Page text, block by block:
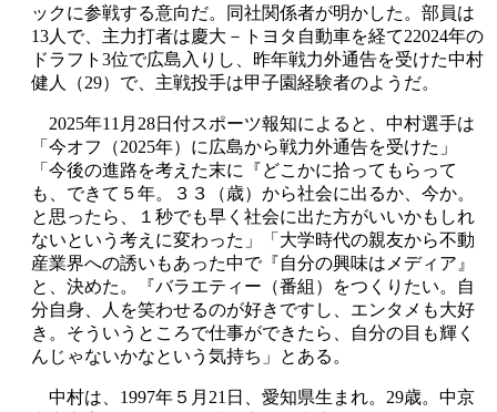
ックに参戦する意向だ。同社関係者が明かした。部員は
13人で、主力打者は慶大－トヨタ自動車を経て22024年の
ドラフト3位で広島入りし、昨年戦力外通告を受けた中村
健人（29）で、主戦投手は甲子園経験者のようだ。
2025年11月28日付スポーツ報知によると、中村選手は
「今オフ（2025年）に広島から戦力外通告を受けた」
「今後の進路を考えた末に『どこかに拾ってもらって
も、できて５年。３３（歳）から社会に出るか、今か。
と思ったら、１秒でも早く社会に出た方がいいかもしれ
ないという考えに変わった」「大学時代の親友から不動
産業界への誘いもあった中で『自分の興味はメディア』
と、決めた。『バラエティー（番組）をつくりたい。自
分自身、人を笑わせるのが好きですし、エンタメも大好
き。そういうところで仕事ができたら、自分の目も輝く
んじゃないかなという気持ち」とある。
中村は、1997年５月21日、愛知県生まれ。29歳。中京